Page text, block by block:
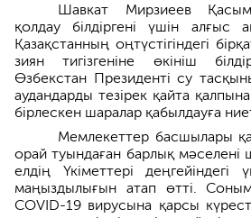
Шавкат Мирзиеев
қолдау білдіргені үшін алғыс
Қазақстанның оңтүстігіндегі
зиян тигізгеніне өкініш
Өзбекстан Президенті су
аудандарды тезірек қайта
бірлескен шаралар қабылдауға
Мемлекеттер басшылары
орай туындаған барлық мәселені
елдің Үкіметтері деңгейіндегі
маңыздылығын атап өтті.
COVID-19 вирусына қарсы